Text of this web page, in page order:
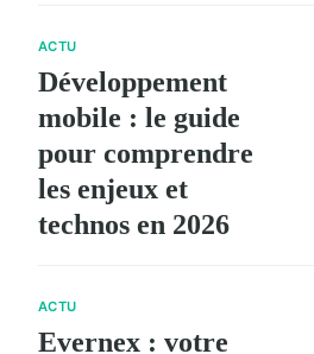
ACTU
Développement
mobile : le guide
pour comprendre
les enjeux et
technos en 2026
ACTU
Evernex : votre